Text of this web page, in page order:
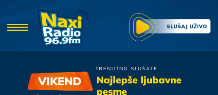
TRENUTNO SLUŠATE
Najlepše ljubavne
pesme
Crvena Jabuka
Zovu Nas Ulice